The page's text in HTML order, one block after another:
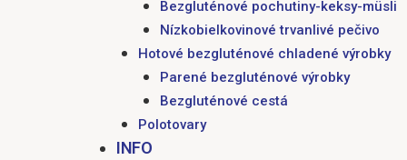
Bezgluténové pochutiny-keksy-müsli
Nízkobielkovinové trvanlivé pečivo
Hotové bezgluténové chladené výrobky
Parené bezgluténové výrobky
Bezgluténové cestá
Polotovary
INFO